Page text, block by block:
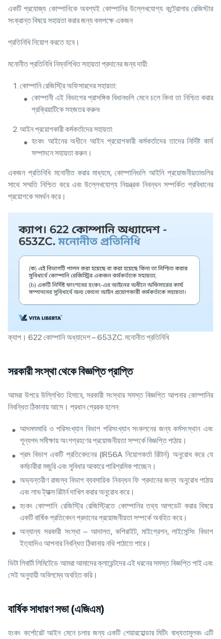
একটি প্রযোজ্য কোম্পানিকে অবশ্যই কোম্পানির উল্লেখযোগ্য কন্ট্রোলার রেজিস্টার
সংক্রান্ত বিষয়ে সহায়তা করার জন্য কমপক্ষে একজন
প্রতিনিধি নিয়োগ করতে হবে।
মনোনীত প্রতিনিধি নিম্নলিখিত সহায়তা প্রদানের জন্য দায়ী:
কোম্পানি রেজিস্ট্রি অফিসারদের সহায়তা:
কোম্পানী এই বিভাগের প্রাসঙ্গিক বিধানগুলি মেনে চলে কিনা তা নিশ্চিত করার
প্রক্রিয়াটিকে সহজতর করুন৷
আইন প্রয়োগকারী কর্মকর্তাদের সহায়তা:
হংকং আইনের অধীনে আইন প্রয়োগকারী কর্মকর্তাদের তাদের নির্দিষ্ট কার্য
সম্পাদনে সহায়তা করুন।
একজন প্রতিনিধি মনোনীত করার মাধ্যমে, কোম্পানিগুলি আইনি প্রয়োজনীয়তাগুলির
সাথে সম্মতি নিশ্চিত করে এবং উল্লেখযোগ্য নিয়ন্ত্রক নিবন্ধন সম্পর্কিত প্রবিধানের
প্রয়োগকে সমর্থন করে।
ক্যাপ। 622 কোম্পানি অধ্যাদেশ – 653ZC. মনোনীত প্রতিনিধি
সরকারী সংস্থা থেকে বিজ্ঞপ্তি প্রাপ্তি
আমরা উপরে উল্লিখিত হিসাবে, সরকারী সংস্থার সমস্ত বিজ্ঞপ্তি আপনার কোম্পানির
নিবন্ধিত ঠিকানায় আসে। প্রধান প্রেরক হলেন:
আদমশুমারি ও পরিসংখ্যান বিভাগ পরিসংখ্যান সংকলনের জন্য কর্মসংস্থান এবং
শূন্যপদ সমীক্ষায় অংশগ্রহণের প্রয়োজনীয়তা সম্পর্কে বিজ্ঞপ্তি পাঠায়।
শ্রম বিভাগ একটি প্রতিবেদনের (IR56A নিয়োগকর্তা রিটার্ন) অনুরোধ করে যে
কর্মচারীরা মজুরি এবং সুবিধার আকারে পারিশ্রমিক পাচ্ছেন।
অভ্যন্তরীণ রাজস্ব বিভাগ ব্যবসায়িক নিবন্ধন ফি প্রদানের জন্য অনুরোধ পাঠায়
এবং লাভ ট্যাক্স রিটার্ন দাখিল করার অনুরোধ করে।
হংকং কোম্পানি রেজিস্ট্রি রেজিস্ট্রিতে কোম্পানির তথ্য আপডেট করার বিষয়ে
একটি বার্ষিক প্রতিবেদন প্রদানের প্রয়োজনীয়তা সম্পর্কে অবহিত করে।
অন্যান্য সরকারী সংস্থা – আদালত, কপিরাইট, মাইগ্রেশন, লাইসেন্সিং বিভাগ
ইত্যাদিও আপনার নিবন্ধিত ঠিকানায় নথি পাঠাতে পারে।
ভিটা লিবার্টা লিমিটেডে আমরা আমাদের ক্লায়েন্টদের এই ধরনের সমস্ত বিজ্ঞপ্তি পাই এবং
সেই অনুযায়ী অবিলম্বে অবহিত করি।
বার্ষিক সাধারণ সভা (এজিএম)
হংকং কর্পোরেট আইন মেনে চলার জন্য একটি শেয়ারহোল্ডার মিটিং বাধ্যতামূলক৷ এটি